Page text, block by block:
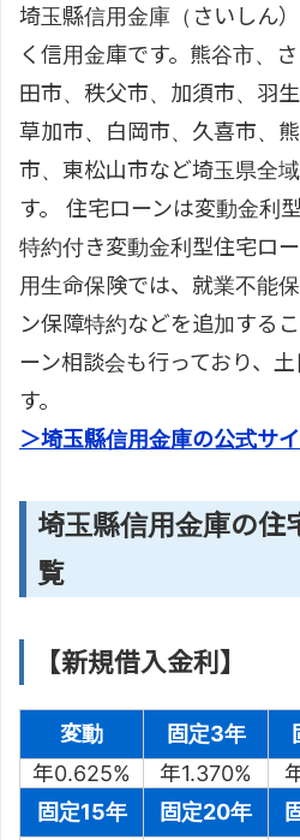
埼玉縣信用金庫（さいしん
く信用金庫です。熊谷市、
田市、秩父市、加須市、羽
草加市、白岡市、久喜市、
市、東松山市など埼玉県全
す。 住宅ローンは変動金利
特約付き変動金利型住宅ロ
用生命保険では、就業不能
ン保障特約などを追加する
ーン相談会も行っており、
す。
＞埼玉縣信用金庫の公式サ
埼玉縣信用金庫の住
覧
【新規借入金利】
変動 固定3年
年0.625%
年1.370%
固定15年
固定20年